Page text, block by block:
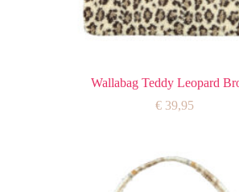
Wallabag Teddy Leopard
€ 39,95